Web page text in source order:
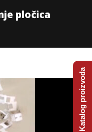
pločica
Katalog proizvoda